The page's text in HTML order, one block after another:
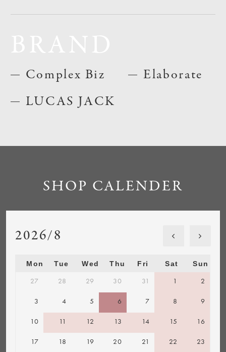
Complex Biz
LUCAS JACK
Elaborate
SHOP CALENDER
2026/8
Mon Tue Wed Thu Fri Sat Sun
27 28 29 30 31 1 2
3 4 5 6 7 8 9
10 11 12 13 14 15 16
17 18 19 20 21 22 23